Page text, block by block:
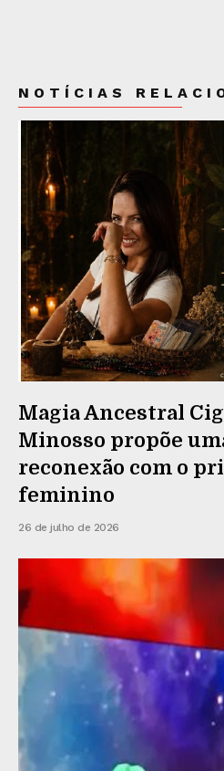
NOTÍCIAS
Magia Ancestral
Minosso propõe
reconexão com o
feminino
26 de julho de 2026